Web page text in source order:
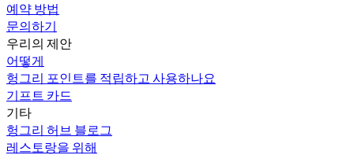
예약 방법
문의하기
우리의 제안
어떻게
헝그리 포인트를 적립하고 사용하나요
기프트 카드
기타
헝그리 허브 블로그
레스토랑을 위해